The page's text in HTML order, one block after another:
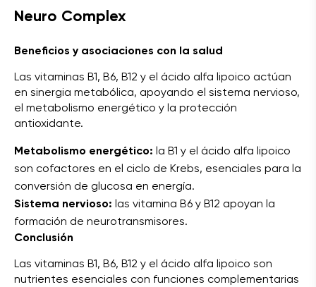
Neuro Complex
Beneficios y asociaciones con la salud
Las vitaminas B1, B6, B12 y el ácido alfa lipoico actúan
en sinergia metabólica, apoyando el sistema nervioso,
el metabolismo energético y la protección
antioxidante.
Metabolismo energético: la B1 y el ácido alfa lipoico
son cofactores en el ciclo de Krebs, esenciales para la
conversión de glucosa en energía.
Sistema nervioso: las vitamina B6 y B12 apoyan la
formación de neurotransmisores.
Conclusión
Las vitaminas B1, B6, B12 y el ácido alfa lipoico son
nutrientes esenciales con funciones complementarias